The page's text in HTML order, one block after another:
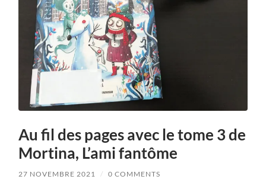
Au fil des pages avec le tome 3 de
Mortina, L’ami fantôme
27 NOVEMBRE 2021 / 0 COMMENTS